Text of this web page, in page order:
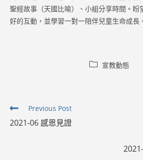
聖經故事（天國比喻）、小組分享時間。盼
好的互動，並學習一對一陪伴兒童生命成長
Post 宣教動態
Read
articles
Previous Post
2021-06 感恩見證